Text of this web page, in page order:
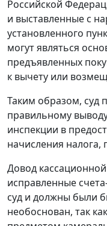
Российской
и выставленные с
установленного
могут являться
предъявленных
к вычету или
Таким образом, суд
правильному
инспекции в
начисления
Довод
исправленные
суд и должны были
необоснован, так